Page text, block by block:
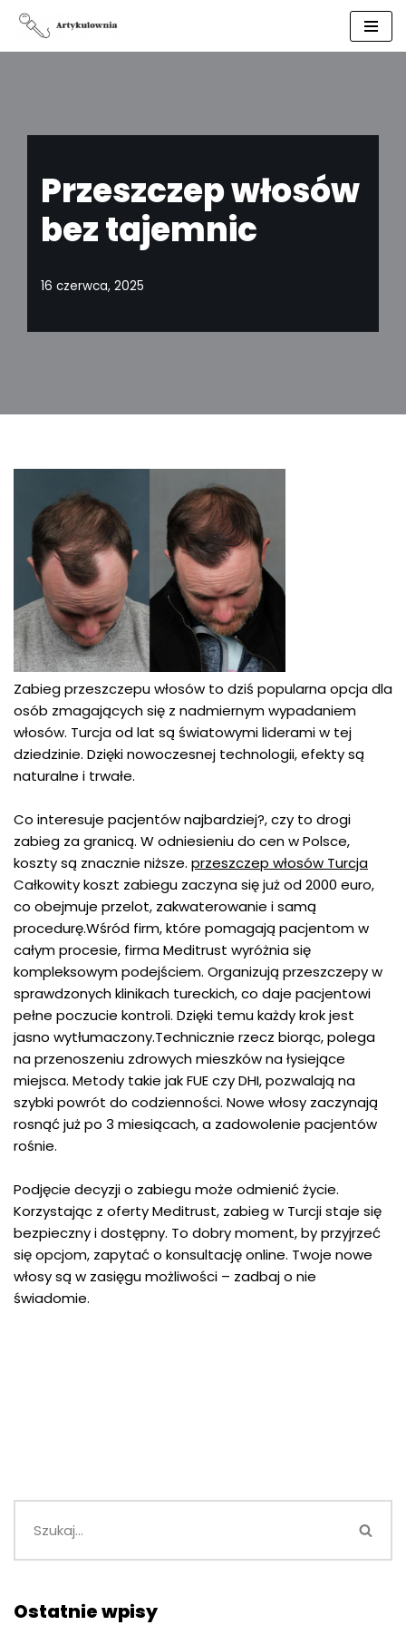
Przejdź
Przeszczep włosów
bez tajemnic
16 czerwca, 2025
Zabieg przeszczepu włosów to dziś popularna opcja dla
osób zmagających się z nadmiernym wypadaniem
włosów. Turcja od lat są światowymi liderami w tej
dziedzinie. Dzięki nowoczesnej technologii, efekty są
naturalne i trwałe.
Co interesuje pacjentów najbardziej?, czy to drogi
zabieg za granicą. W odniesieniu do cen w Polsce,
koszty są znacznie niższe. przeszczep włosów Turcja
Całkowity koszt zabiegu zaczyna się już od 2000 euro,
co obejmuje przelot, zakwaterowanie i samą
procedurę.Wśród firm, które pomagają pacjentom w
całym procesie, firma Meditrust wyróżnia się
kompleksowym podejściem. Organizują przeszczepy w
sprawdzonych klinikach tureckich, co daje pacjentowi
pełne poczucie kontroli. Dzięki temu każdy krok jest
jasno wytłumaczony.Technicznie rzecz biorąc, polega
na przenoszeniu zdrowych mieszków na łysiejące
miejsca. Metody takie jak FUE czy DHI, pozwalają na
szybki powrót do codzienności. Nowe włosy zaczynają
rosnąć już po 3 miesiącach, a zadowolenie pacjentów
rośnie.
Podjęcie decyzji o zabiegu może odmienić życie.
Korzystając z oferty Meditrust, zabieg w Turcji staje się
bezpieczny i dostępny. To dobry moment, by przyjrzeć
się opcjom, zapytać o konsultację online. Twoje nowe
włosy są w zasięgu możliwości – zadbaj o nie
świadomie.
Ostatnie wpisy